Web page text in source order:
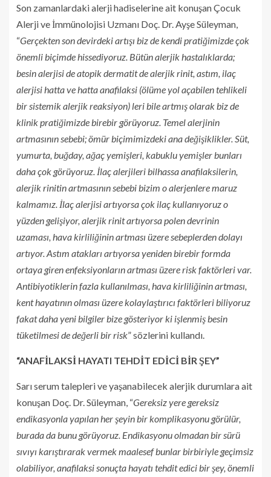
Son zamanlardaki alerji hadiselerine ait konuşan Çocuk
Alerji ve İmmünolojisi Uzmanı Doç. Dr. Ayşe Süleyman,
“Gerçekten son devirdeki artışı biz de kendi pratiğimizde çok
önemli biçimde hissediyoruz. Bütün alerjik hastalıklarda;
besin alerjisi de atopik dermatit de alerjik rinit, astım, ilaç
alerjisi hatta ve hatta anafilaksi (ölüme yol açabilen tehlikeli
bir sistemik alerjik reaksiyon) leri bile artmış olarak biz de
klinik pratiğimizde birebir görüyoruz. Temel alerjinin
artmasının sebebi; ömür biçimimizdeki ana değişiklikler. Süt,
yumurta, buğday, ağaç yemişleri, kabuklu yemişler bunları
daha çok görüyoruz. İlaç alerjileri bilhassa anafilaksilerin,
alerjik rinitin artmasının sebebi bizim o alerjenlere maruz
kalmamız. İlaç alerjisi artıyorsa çok ilaç kullanıyoruz o
yüzden gelişiyor, alerjik rinit artıyorsa polen devrinin
uzaması, hava kirliliğinin artması üzere sebeplerden dolayı
artıyor. Astım atakları artıyorsa yeniden birebir formda
ortaya giren enfeksiyonların artması üzere risk faktörleri var.
Antibiyotiklerin fazla kullanılması, hava kirliliğinin artması,
kent hayatının olması üzere kolaylaştırıcı faktörleri biliyoruz
fakat daha yeni bilgiler bize gösteriyor ki işlenmiş besin
tüketilmesi de değerli bir risk” sözlerini kullandı.
“ANAFİLAKSİ HAYATI TEHDİT EDİCİ BİR ŞEY”
Sarı serum talepleri ve yaşanabilecek alerjik durumlara ait
konuşan Doç. Dr. Süleyman, “Gereksiz yere gereksiz
endikasyonla yapılan her şeyin bir komplikasyonu görülür,
burada da bunu görüyoruz. Endikasyonu olmadan bir sürü
sıvıyı karıştırarak vermek maalesef bunlar birbiriyle geçimsiz
olabiliyor, anafilaksi sonuçta hayatı tehdit edici bir şey, önemli